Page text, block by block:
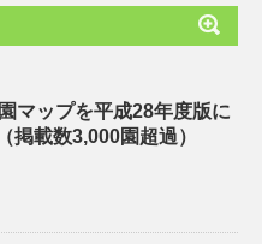
マップを平成28年度版に
掲載数3,000園超過）